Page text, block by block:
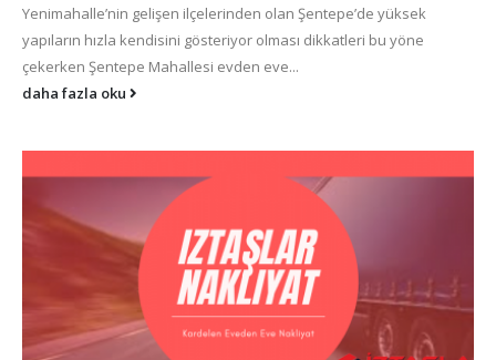
Yenimahalle’nin gelişen ilçelerinden olan Şentepe’de yüksek
yapıların hızla kendisini gösteriyor olması dikkatleri bu yöne
çekerken Şentepe Mahallesi evden eve...
daha fazla oku